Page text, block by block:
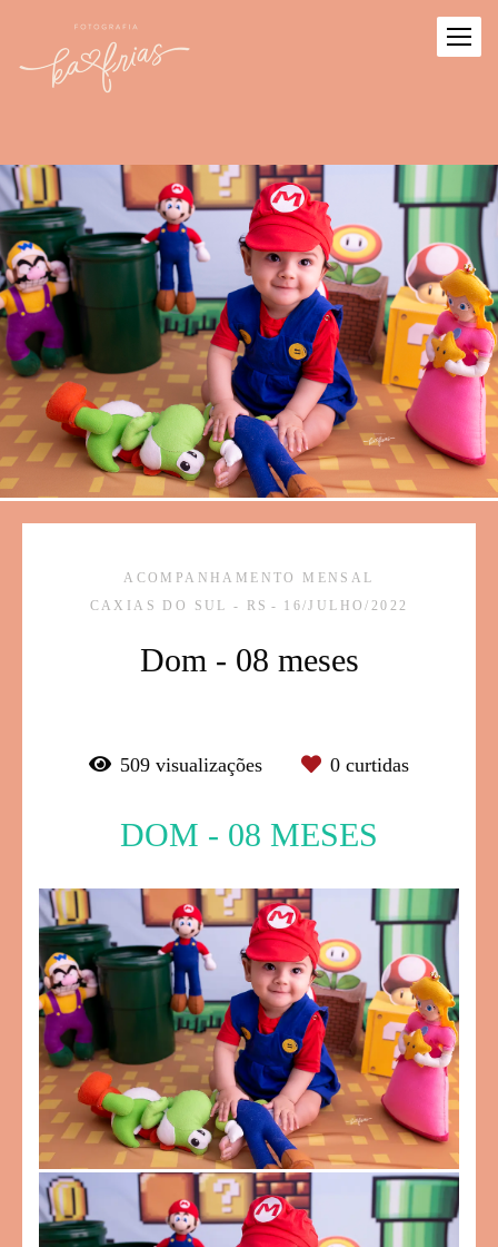
ACOMPANHAMENTO MENSAL
CAXIAS DO SUL - RS
16/JULHO/2022
Dom - 08 meses
509 visualizações 0 curtidas
DOM - 08 MESES